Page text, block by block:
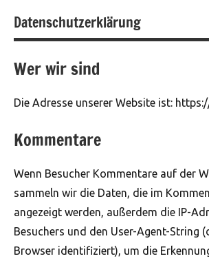
Datenschutzerklärung
Wer wir sind
Die Adresse unserer Website ist:
Kommentare
Wenn Besucher Kommentare auf der
sammeln wir die Daten, die im
angezeigt werden, außerdem die IP-
Besuchers und den User-Agent-String
Browser identifiziert), um die